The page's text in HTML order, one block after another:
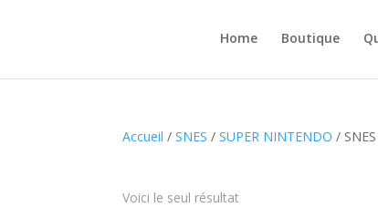
Home Boutique
Accueil /SNES /SUPER NINTENDO /
Voici le seul résultat